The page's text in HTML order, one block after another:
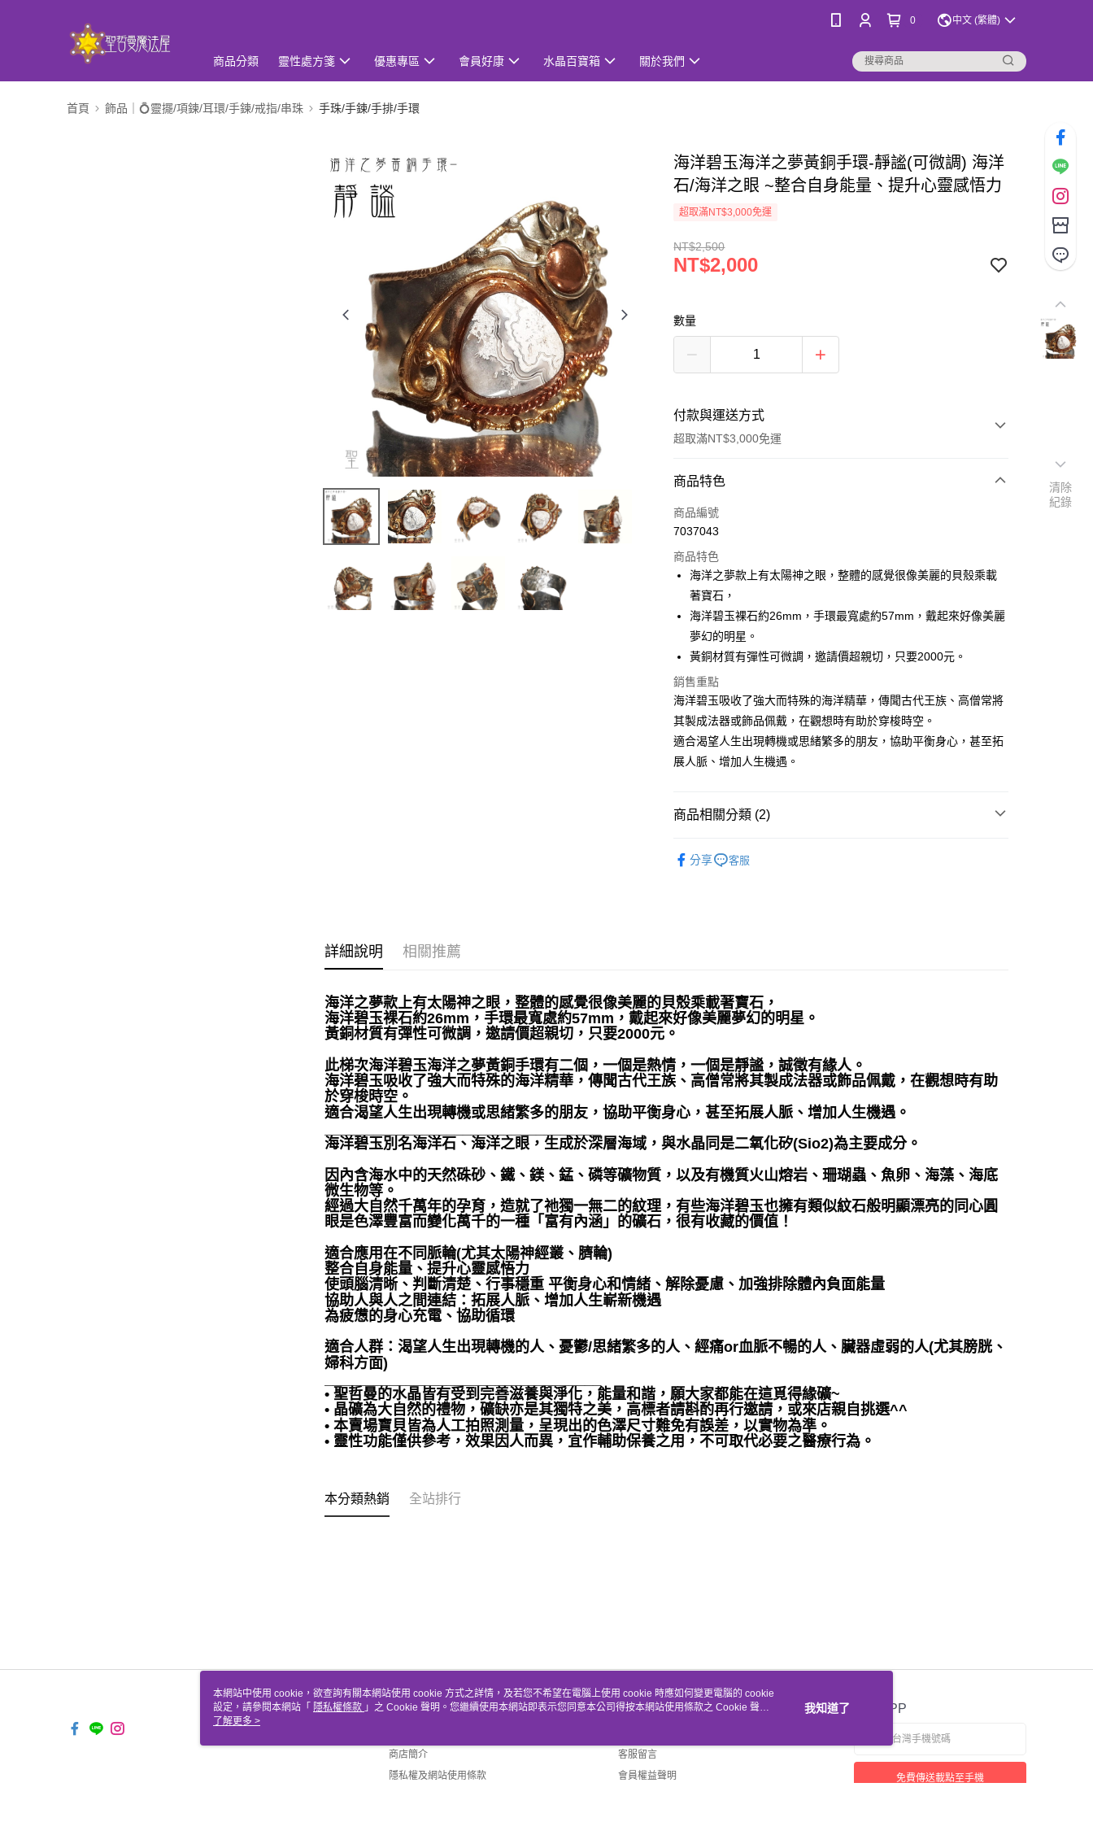
0 中文 (繁體)
商品分類 靈性處方箋 優惠專區 會員好康 水晶百寶箱 關於我們
首頁 飾品｜💍靈擺/項鍊/耳環/手鍊/戒指/串珠 手珠/手鍊/手排/手環
海洋碧玉海洋之夢黃銅手環-靜謐(可微調) 海洋
石/海洋之眼 ~整合自身能量、提升心靈感悟力
超取滿NT$3,000免運
NT$2,500
NT$2,000
數量
付款與運送方式
超取滿NT$3,000免運
付款方式
信用卡一次付款
LINE Pay
Apple Pay
街口支付
悠遊付
ATM付款
運送方式
免運費
商品特色
商品編號
7037043
商品特色
海洋之夢款上有太陽神之眼，整體的感覺很像美麗的貝殼乘載
著寶石，
海洋碧玉裸石約26mm，手環最寬處約57mm，戴起來好像美麗
夢幻的明星。
黃銅材質有彈性可微調，邀請價超親切，只要2000元。
銷售重點
海洋碧玉吸收了強大而特殊的海洋精華，傳聞古代王族、高僧常將
其製成法器或飾品佩戴，在觀想時有助於穿梭時空。
適合渴望人生出現轉機或思緒繁多的朋友，協助平衡身心，甚至拓
展人脈、增加人生機遇。
商品相關分類 (2)
分享 客服
詳細說明 相關推薦
海洋之夢款上有太陽神之眼，整體的感覺很像美麗的貝殼乘載著寶石，
海洋碧玉裸石約26mm，手環最寬處約57mm，戴起來好像美麗夢幻的明星。
黃銅材質有彈性可微調，邀請價超親切，只要2000元。
此梯次海洋碧玉海洋之夢黃銅手環有二個，一個是熱情，一個是靜謐，誠徵有緣人。
海洋碧玉吸收了強大而特殊的海洋精華，傳聞古代王族、高僧常將其製成法器或飾品佩戴，在觀想時有助
於穿梭時空。
適合渴望人生出現轉機或思緒繁多的朋友，協助平衡身心，甚至拓展人脈、增加人生機遇。
海洋碧玉別名海洋石、海洋之眼，生成於深層海域，與水晶同是二氧化矽(Sio2)為主要成分。
因內含海水中的天然硃砂、鐵、鎂、錳、磷等礦物質，以及有機質火山熔岩、珊瑚蟲、魚卵、海藻、海底
微生物等。
經過大自然千萬年的孕育，造就了祂獨一無二的紋理，有些海洋碧玉也擁有類似紋石般明顯漂亮的同心圓
眼是色澤豐富而變化萬千的一種「富有內涵」的礦石，很有收藏的價值！ ⁡
適合應用在不同脈輪(尤其太陽神經叢、臍輪)
整合自身能量、提升心靈感悟力
使頭腦清晰、判斷清楚、行事穩重 平衡身心和情緒、解除憂慮、加強排除體內負面能量
協助人與人之間連結：拓展人脈、增加人生嶄新機遇
為疲憊的身心充電、協助循環
適合人群：渴望人生出現轉機的人、憂鬱/思緒繁多的人、經痛or血脈不暢的人、臟器虛弱的人(尤其膀胱、
婦科方面)
• 聖哲曼的水晶皆有受到完善滋養與淨化，能量和諧，願大家都能在這覓得緣礦~
• 晶礦為大自然的禮物，礦缺亦是其獨特之美，高標者請斟酌再行邀請，或來店親自挑選^^
• 本賣場寶貝皆為人工拍照測量，呈現出的色澤尺寸難免有誤差，以實物為準。
• 靈性功能僅供參考，效果因人而異，宜作輔助保養之用，不可取代必要之醫療行為。
本分類熱銷 全站排行
關於我們
商店簡介
隱私權及網站使用條款
客服資訊
客服留言
會員權益聲明
官方APP
免費傳送載點至手機
清除
紀錄
本網站中使用 cookie，欲查詢有關本網站使用 cookie 方式之詳情，及若您不希望在電腦上使用 cookie 時應如何變更電腦的 cookie
設定，請參閱本網站「 隱私權條款 」之 Cookie 聲明。您繼續使用本網站即表示您同意本公司得按本網站使用條款之 Cookie 聲明
使用 cookie。
了解更多 >
我知道了